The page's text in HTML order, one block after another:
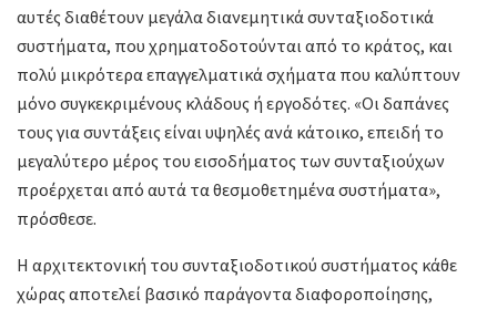
αυτές διαθέτουν μεγάλα διανεμητικά συνταξιοδοτικά
συστήματα, που χρηματοδοτούνται από το κράτος, και
πολύ μικρότερα επαγγελματικά σχήματα που καλύπτουν
μόνο συγκεκριμένους κλάδους ή εργοδότες. «Οι δαπάνες
τους για συντάξεις είναι υψηλές ανά κάτοικο, επειδή το
μεγαλύτερο μέρος του εισοδήματος των συνταξιούχων
προέρχεται από αυτά τα θεσμοθετημένα συστήματα»,
πρόσθεσε.
Η αρχιτεκτονική του συνταξιοδοτικού συστήματος κάθε
χώρας αποτελεί βασικό παράγοντα διαφοροποίησης,